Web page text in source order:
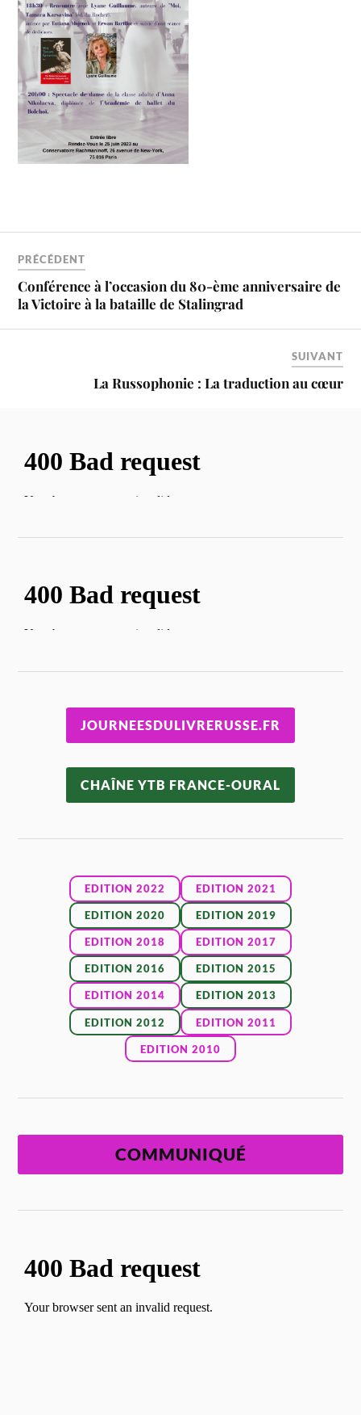
PRÉCÉDENT
Conférence à l’occasion du 80-ème anniversaire de
la Victoire à la bataille de Stalingrad
SUIVANT
La Russophonie : La traduction au cœur
JOURNEESDULIVRERUSSE.FR
CHAÎNE YTB FRANCE-OURAL
EDITION 2022 EDITION 2021
EDITION 2020 EDITION 2019
EDITION 2018 EDITION 2017
EDITION 2016 EDITION 2015
EDITION 2014 EDITION 2013
EDITION 2012 EDITION 2011
EDITION 2010
COMMUNIQUÉ